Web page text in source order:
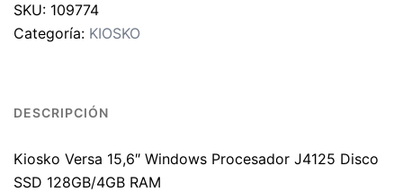
SKU: 109774
Categoría: KIOSKO
DESCRIPCIÓN
Kiosko Versa 15,6″ Windows Procesador J4125 Disco
SSD 128GB/4GB RAM